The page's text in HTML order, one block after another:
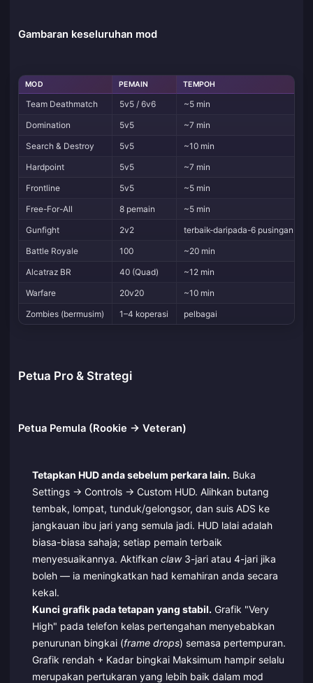
Gambaran keseluruhan mod
MOD PEMAIN TEMPOH
Team Deathmatch 5v5 / 6v6 ~5 min
Domination
5v5 ~7 min
Search & Destroy
5v5 ~10 min
Hardpoint
5v5 ~7 min
Frontline
5v5 ~5 min
Free-For-All
8 pemain ~5 min
Gunfight
2v2 terbaik-daripada-6 pusingan
Battle Royale
100 ~20 min
Alcatraz BR
40 (Quad) ~12 min
Warfare
20v20 ~10 min
Zombies (bermusim)
1–4 koperasi pelbagai
Petua Pro & Strategi
Petua Pemula (Rookie → Veteran)
Tetapkan HUD anda sebelum perkara lain. Buka
Settings → Controls → Custom HUD. Alihkan butang
tembak, lompat, tunduk/gelongsor, dan suis ADS ke
jangkauan ibu jari yang semula jadi. HUD lalai adalah
biasa-biasa sahaja; setiap pemain terbaik
menyesuaikannya. Aktifkan claw3-jari atau 4-jari jika
boleh — ia meningkatkan had kemahiran anda secara
kekal.
Kunci grafik pada tetapan yang stabil. Grafik "Very
High" pada telefon kelas pertengahan menyebabkan
penurunan bingkai (frame drops) semasa pertempuran.
Grafik rendah + Kadar bingkai Maksimum hampir selalu
merupakan pertukaran yang lebih baik dalam mod